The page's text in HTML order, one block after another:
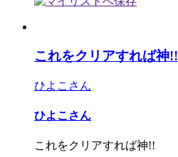
これをクリアすれば神!!
ひよこさん
ひよこさん
これをクリアすれば神!!